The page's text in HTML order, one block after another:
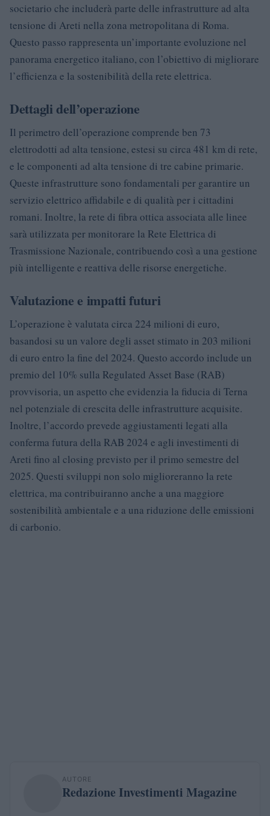
societario che includerà parte delle infrastrutture ad alta
tensione di Areti nella zona metropolitana di Roma.
Questo passo rappresenta un’importante evoluzione nel
panorama energetico italiano, con l’obiettivo di migliorare
l’efficienza e la sostenibilità della rete elettrica.
Dettagli dell’operazione
Il perimetro dell’operazione comprende ben 73
elettrodotti ad alta tensione, estesi su circa 481 km di rete,
e le componenti ad alta tensione di tre cabine primarie.
Queste infrastrutture sono fondamentali per garantire un
servizio elettrico affidabile e di qualità per i cittadini
romani. Inoltre, la rete di fibra ottica associata alle linee
sarà utilizzata per monitorare la Rete Elettrica di
Trasmissione Nazionale, contribuendo così a una gestione
più intelligente e reattiva delle risorse energetiche.
Valutazione e impatti futuri
L’operazione è valutata circa 224 milioni di euro,
basandosi su un valore degli asset stimato in 203 milioni
di euro entro la fine del 2024. Questo accordo include un
premio del 10% sulla Regulated Asset Base (RAB)
provvisoria, un aspetto che evidenzia la fiducia di Terna
nel potenziale di crescita delle infrastrutture acquisite.
Inoltre, l’accordo prevede aggiustamenti legati alla
conferma futura della RAB 2024 e agli investimenti di
Areti fino al closing previsto per il primo semestre del
2025. Questi sviluppi non solo miglioreranno la rete
elettrica, ma contribuiranno anche a una maggiore
sostenibilità ambientale e a una riduzione delle emissioni
di carbonio.
AUTORE
Redazione Investimenti Magazine